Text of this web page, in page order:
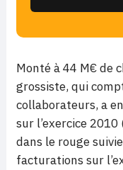
Monté à 44 M€ de
grossiste, qui
collaborateurs, a
sur l’exercice
dans le rouge
facturations sur